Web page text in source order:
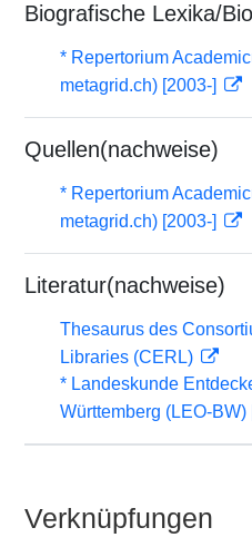
Biografische Lexika/
* Repertorium
metagrid.ch) [2003-]
Quellen(nachweise)
* Repertorium
metagrid.ch) [2003-]
Literatur(nachweise)
Thesaurus des
Libraries (CERL)
* Landeskunde
Württemberg (LEO-BW)
Verknüpfungen